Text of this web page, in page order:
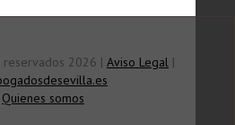
2026 | Aviso Legal |
Quienes somos